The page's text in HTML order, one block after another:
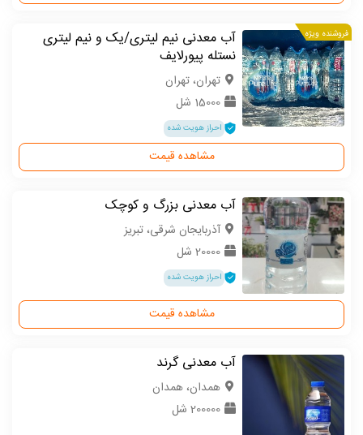
فروشنده ویژه
آب معدنی نیم لیترى/یک و نیم لیترى
نستله پیورلایف
تهران، تهران
15000 شل
احراز هویت شده
مشاهده قیمت
آب معدنی بزرگ و کوچک
آذربایجان شرقی، تبریز
20000 شل
احراز هویت شده
مشاهده قیمت
آب معدنی گرند
همدان، همدان
200000 شل